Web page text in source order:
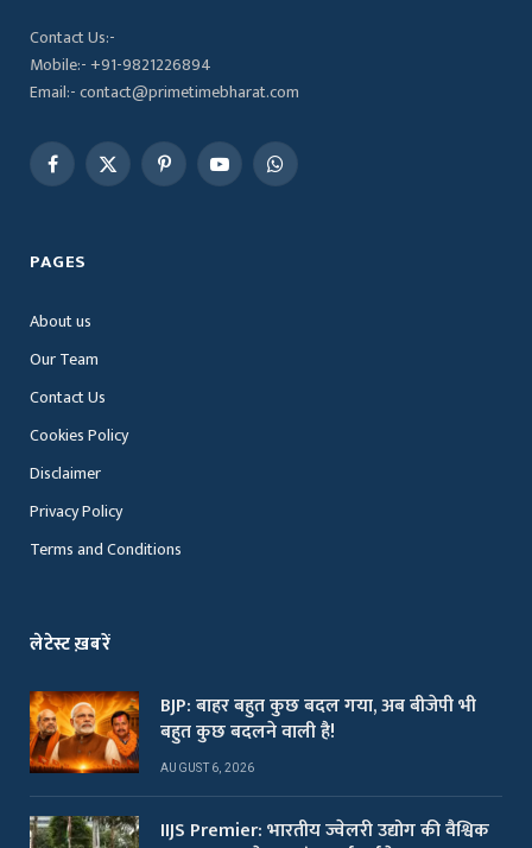
Contact Us:-
Mobile:- +91-9821226894
Email:- contact@primetimebharat.com
Facebook
X
PinterestYouTubeWhatsApp
PAGES
About us
Our Team
Contact Us
Cookies Policy
Disclaimer
Privacy Policy
Terms and Conditions
लेटेस्ट ख़बरें
BJP: बाहर बहुत कुछ बदल गया, अब बीजेपी भी
बहुत कुछ बदलने वाली है!
AUGUST 6, 2026
IIJS Premier: भारतीय ज्वेलरी उद्योग की वैश्विक